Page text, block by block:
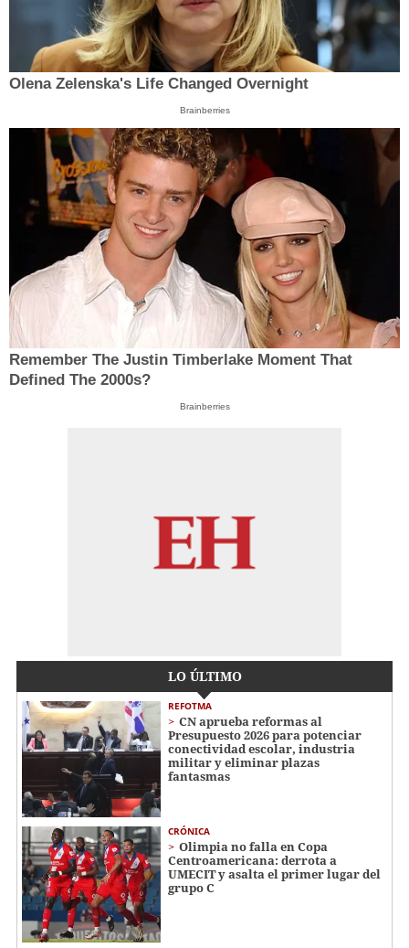
Olena Zelenska's Life Changed Overnight
Brainberries
Remember The Justin Timberlake Moment That
Defined The 2000s?
Brainberries
LO ÚLTIMO
REFOTMA
CN aprueba reformas al
Presupuesto 2026 para potenciar
conectividad escolar, industria
militar y eliminar plazas
fantasmas
CRÓNICA
Olimpia no falla en Copa
Centroamericana: derrota a
UMECIT y asalta el primer lugar del
grupo C